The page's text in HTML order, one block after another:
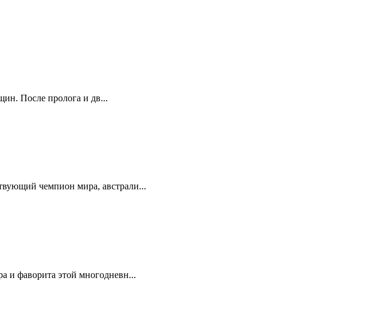
После пролога и дв...
чемпион мира, австрали...
и фаворита этой многодневн...